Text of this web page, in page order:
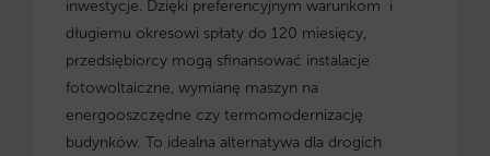
inwestycje. Dzięki preferencyjnym warunkom i
długiemu okresowi spłaty do 120 miesięcy,
przedsiębiorcy mogą sfinansować instalacje
fotowoltaiczne, wymianę maszyn na
energooszczędne czy termomodernizację
budynków. To idealna alternatywa dla drogich